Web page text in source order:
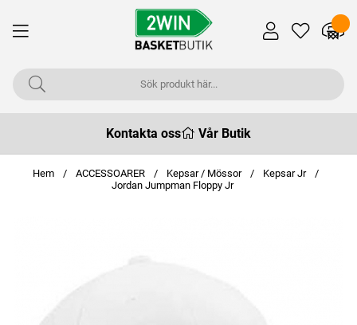
Kontakta oss Vår Butik
Hem ACCESSOARER Kepsar / Mössor
Kepsar Jr
Jordan Jumpman Floppy Jr